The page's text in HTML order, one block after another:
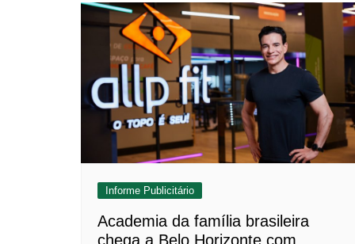
Informe Publicitário
Academia da família brasileira
chega a Belo Horizonte com